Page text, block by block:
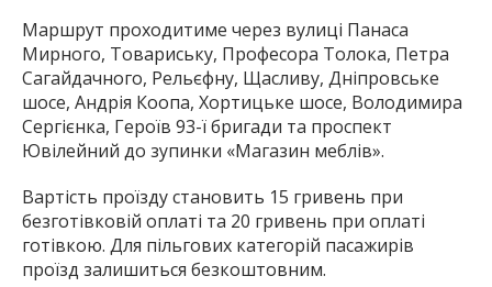
Маршрут проходитиме через вулиці Панаса
Мирного, Товариську, Професора Толока, Петра
Сагайдачного, Рельєфну, Щасливу, Дніпровське
шосе, Андрія Коопа, Хортицьке шосе, Володимира
Сергієнка, Героїв 93-ї бригади та проспект
Ювілейний до зупинки «Магазин меблів».
Вартість проїзду становить 15 гривень при
безготівковій оплаті та 20 гривень при оплаті
готівкою. Для пільгових категорій пасажирів
проїзд залишиться безкоштовним.